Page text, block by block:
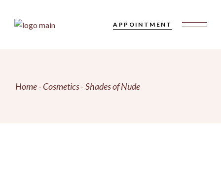
content
APPOINTMENT
Home Cosmetics Shades of Nude